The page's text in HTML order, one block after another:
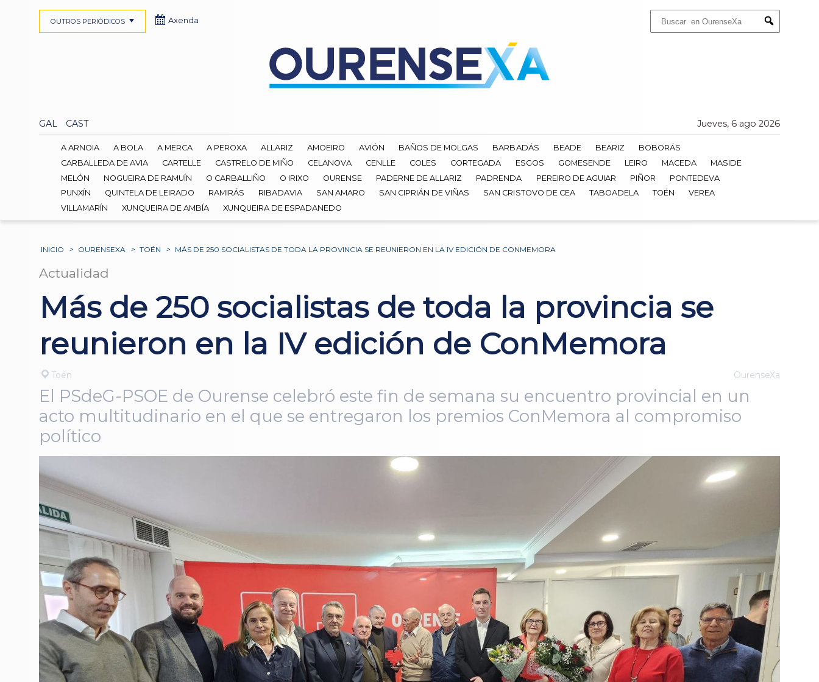
Submit
GAL CAST Jueves, 6 ago 2026
OUTROS PERIÓDICOS Axenda
A ARNOIA A BOLA A MERCA A PEROXA ALLARIZ AMOEIRO AVIÓN BAÑOS DE MOLGAS BARBADÁS BEADE BEARIZ
BOBORÁS
CARBALLEDA DE AVIA
CARTELLE CASTRELO DE MIÑO CELANOVA CENLLE COLES CORTEGADA ESGOS GOMESENDE LEIRO MACEDA
MASIDE
MELÓN
NOGUEIRA DE RAMUÍN O CARBALLIÑO O IRIXO OURENSE PADERNE DE ALLARIZ PADRENDA PEREIRO DE AGUIAR PIÑOR
PONTEDEVA
PUNXÍN
QUINTELA DE LEIRADO RAMIRÁS RIBADAVIA SAN AMARO SAN CIPRIÁN DE VIÑAS SAN CRISTOVO DE CEA TABOADELA TOÉN
VEREA
VILLAMARÍN
XUNQUEIRA DE AMBÍA XUNQUEIRA DE ESPADANEDO
INICIO > OURENSEXA > TOÉN > MÁS DE 250 SOCIALISTAS DE TODA LA PROVINCIA SE REUNIERON EN LA IV EDICIÓN DE CONMEMORA
Actualidad
Más de 250 socialistas de toda la provincia se
reunieron en la IV edición de ConMemora
Toén OurenseXa
El PSdeG-PSOE de Ourense celebró este fin de semana su encuentro provincial en un
acto multitudinario en el que se entregaron los premios ConMemora al compromiso
político